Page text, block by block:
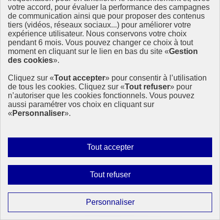
votre accord, pour évaluer la performance des campagnes
de communication ainsi que pour proposer des contenus
tiers (vidéos, réseaux sociaux...) pour améliorer votre
expérience utilisateur. Nous conservons votre choix
pendant 6 mois. Vous pouvez changer ce choix à tout
moment en cliquant sur le lien en bas du site «Gestion
des cookies».
Cliquez sur «Tout accepter» pour consentir à l’utilisation
de tous les cookies. Cliquez sur «Tout refuser» pour
n’autoriser que les cookies fonctionnels. Vous pouvez
aussi paramétrer vos choix en cliquant sur
« Personnaliser».
Tout accepterAutoriser
tous
Tout refuserInterdire
tous
PersonnaliserParamétrer
les
acteurs se sont réunis à la Réunion mondiale sur l’Éducation afin de
prendre une série d’engagements pour les années à venir.
ODD4 - Réunion mondiale sur l’Éducation Du 3 au 5 (…)
18 février 2019 - À l’International